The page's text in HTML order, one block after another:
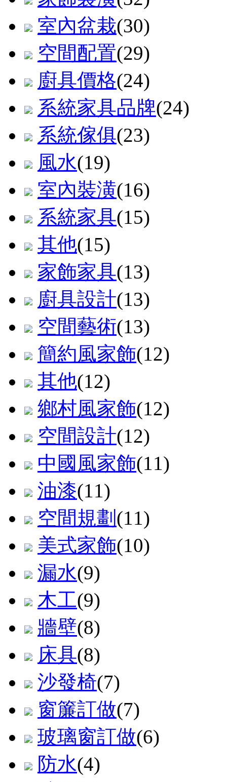
室內盆栽(30)
空間配置(29)
廚具價格(24)
系統家具品牌(24)
系統傢俱(23)
風水(19)
室內裝潢(16)
系統家具(15)
其他(15)
家飾家具(13)
廚具設計(13)
空間藝術(13)
簡約風家飾(12)
其他(12)
鄉村風家飾(12)
空間設計(12)
中國風家飾(11)
油漆(11)
空間規劃 (11)
美式家飾(10)
漏水(9)
木工(9)
牆壁(8)
床具(8)
沙發椅(7)
窗簾訂做(7)
玻璃窗訂做(6)
防水(4)